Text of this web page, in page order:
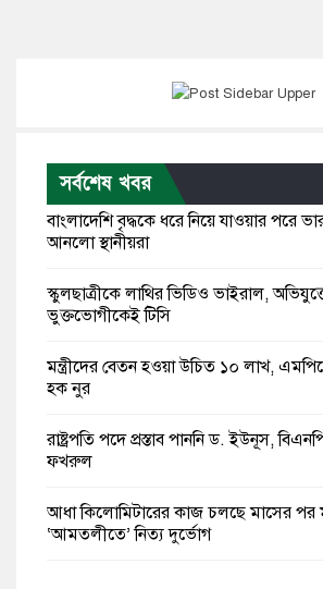
সর্বশেষ খবর
বাংলাদেশি বৃদ্ধকে ধরে নিয়ে যাওয়ার পরে
আনলো স্থানীয়রা
স্কুলছাত্রীকে লাথির ভিডিও ভাইরাল,
ভুক্তভোগীকেই টিসি
মন্ত্রীদের বেতন হওয়া উচিত ১০ লাখ,
হক নুর
রাষ্ট্রপতি পদে প্রস্তাব পাননি ড. ইউনূস,
ফখরুল
আধা কিলোমিটারের কাজ চলছে মাসের পর
‘আমতলীতে’ নিত্য দুর্ভোগ